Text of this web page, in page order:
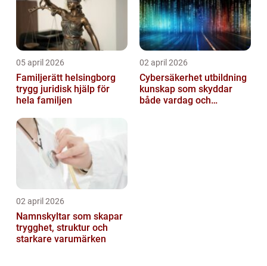
05 april 2026
Familjerätt helsingborg
trygg juridisk hjälp för
hela familjen
02 april 2026
Cybersäkerhet utbildning
kunskap som skyddar
både vardag och
02 april 2026
Namnskyltar som skapar
trygghet, struktur och
starkare varumärken